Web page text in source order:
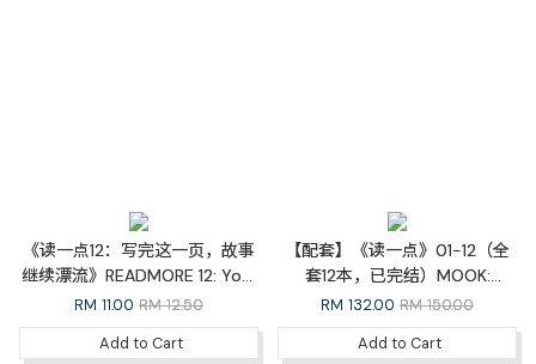
《读一点12：写完这一页，故事
继续漂流》READMORE 12: Your
Story Continues
RM 11.00 RM 12.50
Add to Cart
【配套】《读一点》01-12（全
套12本，已完结）MOOK:
READMORE Whole Set
RM 132.00 RM 150.00
Add to Cart